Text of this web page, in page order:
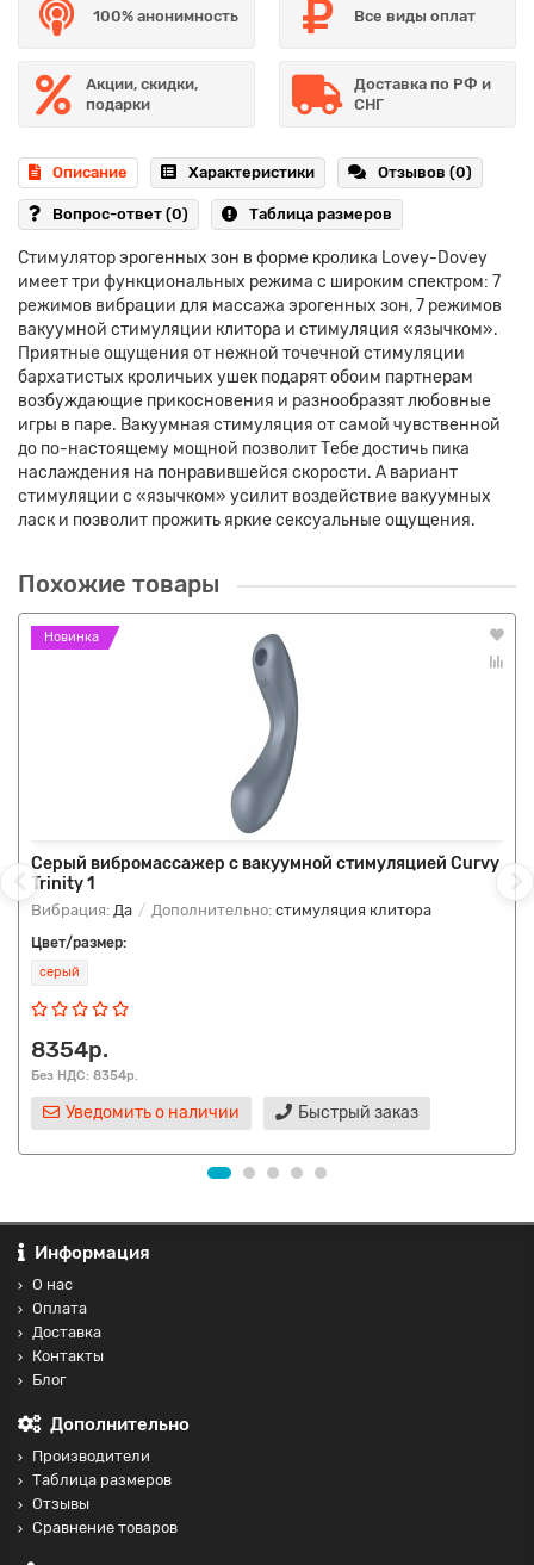
100% анонимность Все виды оплат
Акции, скидки,
подарки
Доставка по РФ и
СНГ
Описание Характеристики Отзывов (0)
Вопрос-ответ (0) Таблица размеров
Стимулятор эрогенных зон в форме кролика Lovey-Dovey
имеет три функциональных режима с широким спектром: 7
режимов вибрации для массажа эрогенных зон, 7 режимов
вакуумной стимуляции клитора и стимуляция «язычком».
Приятные ощущения от нежной точечной стимуляции
бархатистых кроличьих ушек подарят обоим партнерам
возбуждающие прикосновения и разнообразят любовные
игры в паре. Вакуумная стимуляция от самой чувственной
до по-настоящему мощной позволит Тебе достичь пика
наслаждения на понравившейся скорости. А вариант
стимуляции с «язычком» усилит воздействие вакуумных
ласк и позволит прожить яркие сексуальные ощущения.
Похожие товары
Новинка
Серый вибромассажер с вакуумной стимуляцией Curvy
Trinity 1
Вибрация: Да Дополнительно: стимуляция клитора
Цвет/размер:
серый
8354р.
Без НДС: 8354р.
Уведомить о наличии Быстрый заказ
Информация
О нас
Оплата
Доставка
Контакты
Блог
Дополнительно
Производители
Таблица размеров
Отзывы
Сравнение товаров